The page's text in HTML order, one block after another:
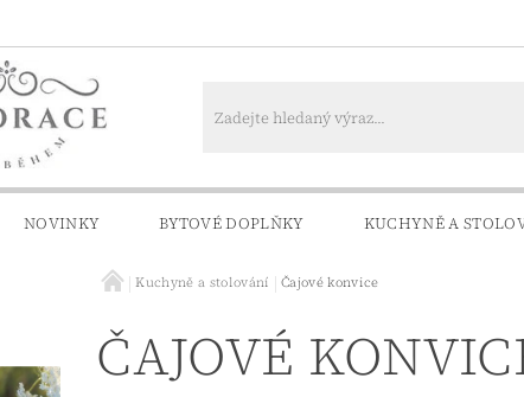
NOVINKY BYTOVÉ DOPLŇKY KUCHYNĚ A
PRO INSPIRACI KONTAKTY DOPRAVA A PLATBA
Kuchyně a stolování Čajové konvice
ČAJOVÉ